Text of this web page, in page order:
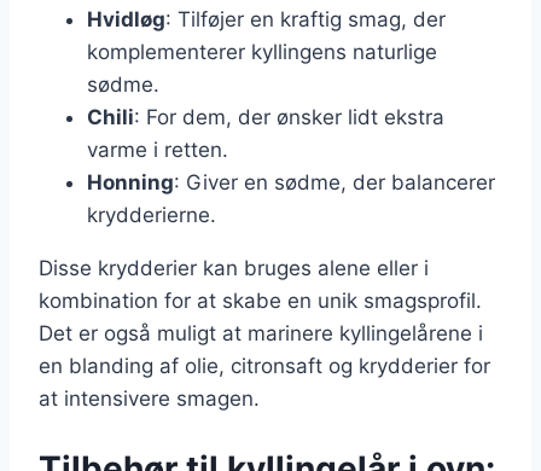
Hvidløg: Tilføjer en kraftig smag, der
komplementerer kyllingens naturlige
sødme.
Chili: For dem, der ønsker lidt ekstra
varme i retten.
Honning: Giver en sødme, der balancerer
krydderierne.
Disse krydderier kan bruges alene eller i
kombination for at skabe en unik smagsprofil.
Det er også muligt at marinere kyllingelårene i
en blanding af olie, citronsaft og krydderier for
at intensivere smagen.